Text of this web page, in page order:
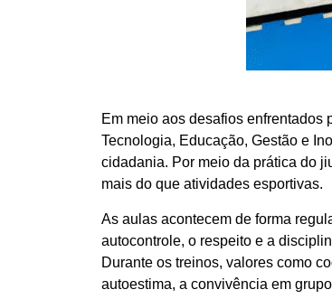
Em meio aos desafios
Tecnologia, Educação, Gestão e
cidadania. Por meio da prática do
mais do que atividades esportivas.
As aulas acontecem de forma
autocontrole, o respeito e a
Durante os treinos, valores como
autoestima, a convivência em